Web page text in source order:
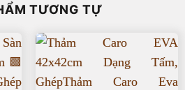
TƯƠNG TỰ